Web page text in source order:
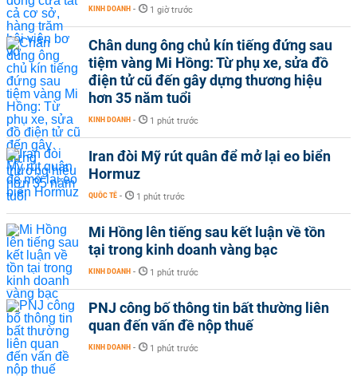
KINH DOANH - 1 giờ trước
Chân dung ông chủ kín tiếng đứng sau
tiệm vàng Mi Hồng: Từ phụ xe, sửa đồ
điện tử cũ đến gây dựng thương hiệu
hơn 35 năm tuổi
KINH DOANH - 1 phút trước
Iran đòi Mỹ rút quân để mở lại eo biển
Hormuz
QUỐC TẾ - 1 phút trước
Mi Hồng lên tiếng sau kết luận về tồn
tại trong kinh doanh vàng bạc
KINH DOANH - 1 phút trước
PNJ công bố thông tin bất thường liên
quan đến vấn đề nộp thuế
KINH DOANH - 1 phút trước